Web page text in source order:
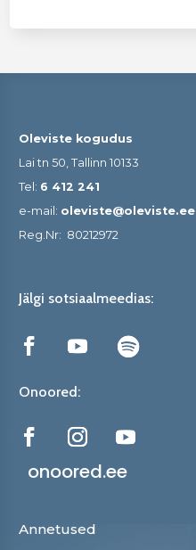
Oleviste kogudus
Lai tn 50, Tallinn 10133
Tel: 6 412 241
e-mail: oleviste@oleviste.ee
Reg.Nr: 80212972
Jälgi sotsiaalmeedias:
Onoored:
onoored.ee
Annetused